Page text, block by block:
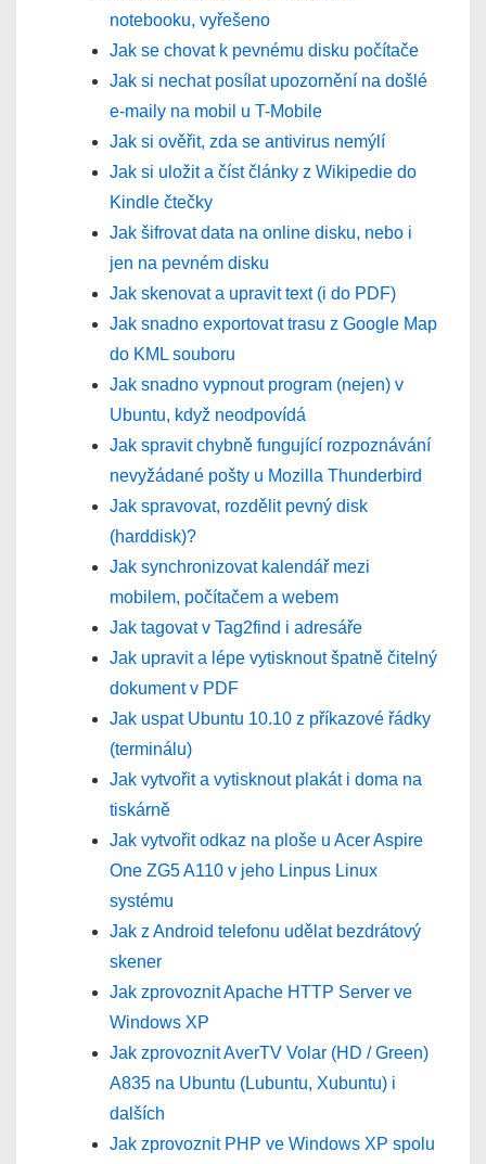
notebooku, vyřešeno
Jak se chovat k pevnému disku počítače
Jak si nechat posílat upozornění na došlé
e-maily na mobil u T-Mobile
Jak si ověřit, zda se antivirus nemýlí
Jak si uložit a číst články z Wikipedie do
Kindle čtečky
Jak šifrovat data na online disku, nebo i
jen na pevném disku
Jak skenovat a upravit text (i do PDF)
Jak snadno exportovat trasu z Google Map
do KML souboru
Jak snadno vypnout program (nejen) v
Ubuntu, když neodpovídá
Jak spravit chybně fungující rozpoznávání
nevyžádané pošty u Mozilla Thunderbird
Jak spravovat, rozdělit pevný disk
(harddisk)?
Jak synchronizovat kalendář mezi
mobilem, počítačem a webem
Jak tagovat v Tag2find i adresáře
Jak upravit a lépe vytisknout špatně čitelný
dokument v PDF
Jak uspat Ubuntu 10.10 z příkazové řádky
(terminálu)
Jak vytvořit a vytisknout plakát i doma na
tiskárně
Jak vytvořit odkaz na ploše u Acer Aspire
One ZG5 A110 v jeho Linpus Linux
systému
Jak z Android telefonu udělat bezdrátový
skener
Jak zprovoznit Apache HTTP Server ve
Windows XP
Jak zprovoznit AverTV Volar (HD / Green)
A835 na Ubuntu (Lubuntu, Xubuntu) i
dalších
Jak zprovoznit PHP ve Windows XP spolu